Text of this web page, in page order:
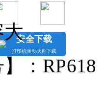
安全下载
打印机驱动大师下载
大
：RP618